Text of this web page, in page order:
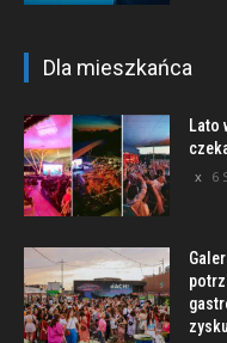
Dla mieszkańca
Lato
6